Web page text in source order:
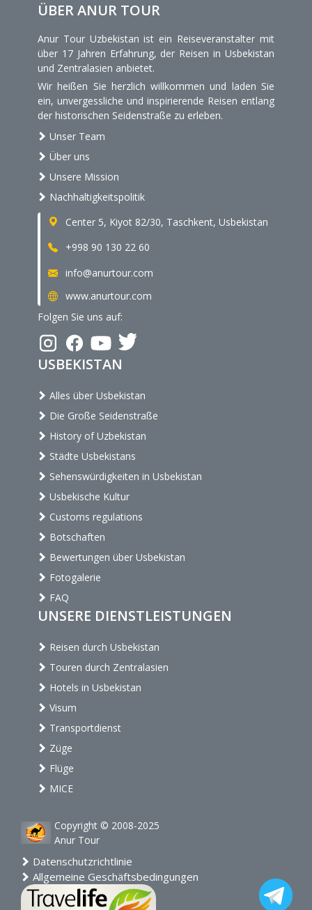
ÜBER ANUR TOUR
Anur Tour Uzbekistan ist ein Reiseveranstalter mit
über 17 Jahren Erfahrung, der Reisen in Usbekistan
und Zentralasien anbietet.
Wir heißen Sie herzlich willkommen und laden Sie
ein, unvergessliche und inspirierende Reisen entlang
der historischen Seidenstraße zu erleben.
Unser Team
Über uns
Unsere Mission
Nachhaltigkeitspolitik
Center 5, Kiyot 82/30, Taschkent, Usbekistan
+998 90 130 22 60
info@anurtour.com
www.anurtour.com
Folgen Sie uns auf:
USBEKISTAN
Alles über Usbekistan
Die Große Seidenstraße
History of Uzbekistan
Städte Usbekistans
Sehenswürdigkeiten in Usbekistan
Usbekische Kultur
Customs regulations
Botschaften
Bewertungen über Usbekistan
Fotogalerie
FAQ
UNSERE DIENSTLEISTUNGEN
Reisen durch Usbekistan
Touren durch Zentralasien
Hotels in Usbekistan
Visum
Transportdienst
Züge
Flüge
MICE
Copyright © 2008-2025
Anur Tour
Datenschutzrichtlinie
Allgemeine Geschäftsbedingungen